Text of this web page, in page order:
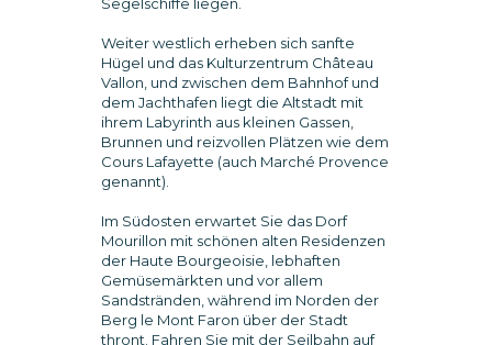
Weiter westlich erheben sich sanfte
Hügel und das Kulturzentrum Château
Vallon, und zwischen dem Bahnhof und
dem Jachthafen liegt die Altstadt mit
ihrem Labyrinth aus kleinen Gassen,
Brunnen und reizvollen Plätzen wie dem
Cours Lafayette (auch Marché Provence
genannt).
Im Südosten erwartet Sie das Dorf
Mourillon mit schönen alten Residenzen
der Haute Bourgeoisie, lebhaften
Gemüsemärkten und vor allem
Sandstränden, während im Norden der
Berg le Mont Faron über der Stadt
thront. Fahren Sie mit der Seilbahn auf